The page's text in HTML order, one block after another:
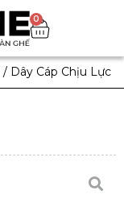
0
/ Dây Cáp Chịu Lực